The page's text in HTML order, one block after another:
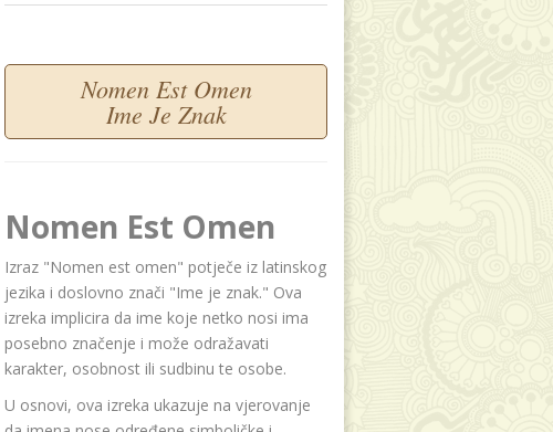
Nomen Est Omen
Ime Je Znak
Nomen Est Omen
Izraz "Nomen est omen" potječe iz latinskog
jezika i doslovno znači "Ime je znak." Ova
izreka implicira da ime koje netko nosi ima
posebno značenje i može odražavati
karakter, osobnost ili sudbinu te osobe.
U osnovi, ova izreka ukazuje na vjerovanje